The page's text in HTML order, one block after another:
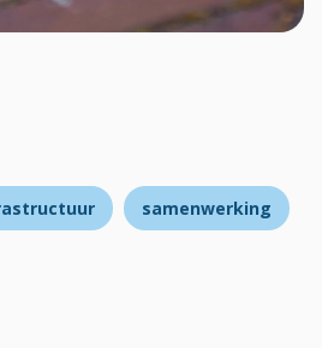
samenwerking